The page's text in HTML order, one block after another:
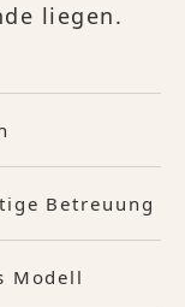
liegen.
Betreuung
Modell